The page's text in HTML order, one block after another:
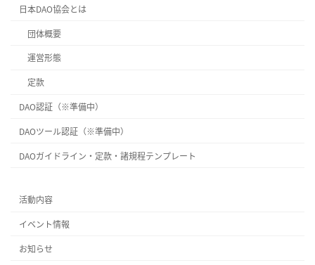
日本DAO協会とは
団体概要
運営形態
定款
DAO認証（※準備中）
DAOツール認証（※準備中）
DAOガイドライン・定款・諸規程テンプレート
活動内容
イベント情報
お知らせ